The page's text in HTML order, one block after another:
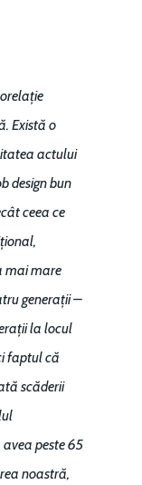
Există o
actului
design bun
ceea ce
mai mare
generații –
la locul
faptul că
scăderii
peste 65
noastră,